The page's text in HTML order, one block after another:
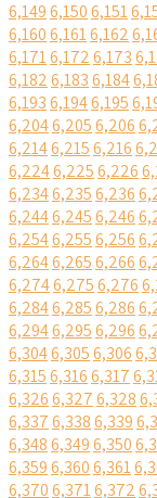
6,1496,1506,151
6,1606,1616,162
6,1716,1726,173
6,1826,1836,184
6,1936,1946,195
6,2046,2056,206
6,2146,2156,216
6,2246,2256,226
6,2346,2356,236
6,2446,2456,246
6,2546,2556,256
6,2646,2656,266
6,2746,2756,276
6,2846,2856,286
6,2946,2956,296
6,3046,3056,306
6,3156,3166,317
6,3266,3276,328
6,3376,3386,339
6,3486,3496,350
6,3596,3606,361
6,3706,3716,372